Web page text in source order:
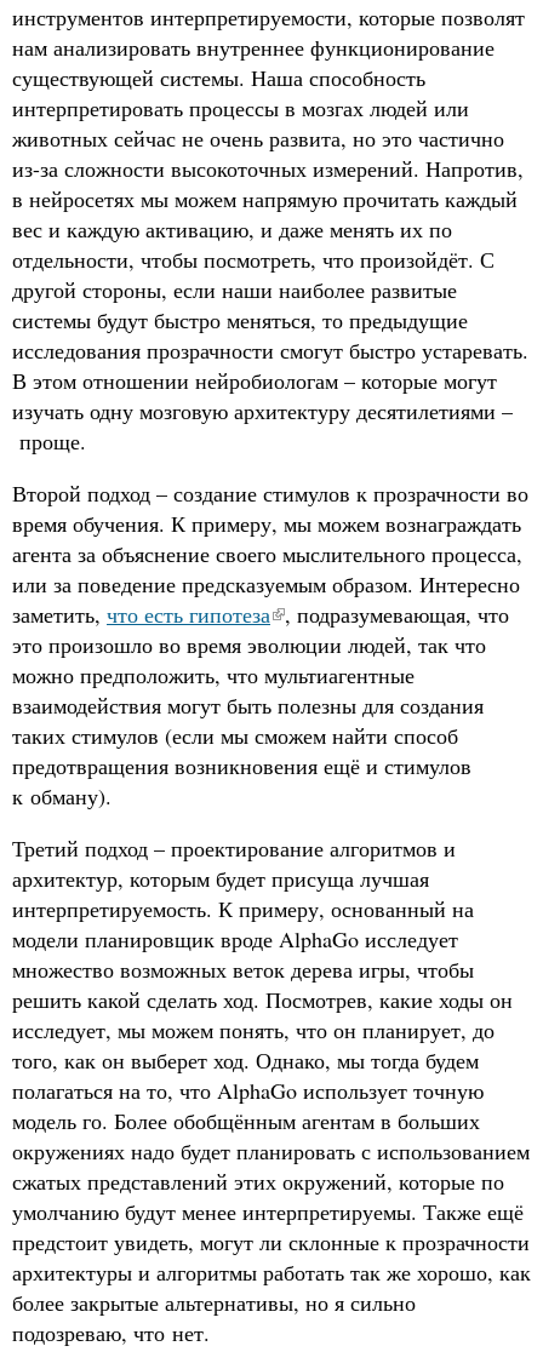
инструментов интерпретируемости, которые позволят
нам анализировать внутреннее функционирование
существующей системы. Наша способность
интерпретировать процессы в мозгах людей или
животных сейчас не очень развита, но это частично
из-за сложности высокоточных измерений. Напротив,
в нейросетях мы можем напрямую прочитать каждый
вес и каждую активацию, и даже менять их по
отдельности, чтобы посмотреть, что произойдёт. С
другой стороны, если наши наиболее развитые
системы будут быстро меняться, то предыдущие
исследования прозрачности смогут быстро устаревать.
В этом отношении нейробиологам – которые могут
изучать одну мозговую архитектуру десятилетиями –
проще.
Второй подход – создание стимулов к прозрачности во
время обучения. К примеру, мы можем вознаграждать
агента за объяснение своего мыслительного процесса,
или за поведение предсказуемым образом. Интересно
заметить, что есть гипотеза , подразумевающая, что
это произошло во время эволюции людей, так что
можно предположить, что мультиагентные
взаимодействия могут быть полезны для создания
таких стимулов (если мы сможем найти способ
предотвращения возникновения ещё и стимулов
к обману).
Третий подход – проектирование алгоритмов и
архитектур, которым будет присуща лучшая
интерпретируемость. К примеру, основанный на
модели планировщик вроде AlphaGo исследует
множество возможных веток дерева игры, чтобы
решить какой сделать ход. Посмотрев, какие ходы он
исследует, мы можем понять, что он планирует, до
того, как он выберет ход. Однако, мы тогда будем
полагаться на то, что AlphaGo использует точную
модель го. Более обобщённым агентам в больших
окружениях надо будет планировать с использованием
сжатых представлений этих окружений, которые по
умолчанию будут менее интерпретируемы. Также ещё
предстоит увидеть, могут ли склонные к прозрачности
архитектуры и алгоритмы работать так же хорошо, как
более закрытые альтернативы, но я сильно
подозреваю, что нет.